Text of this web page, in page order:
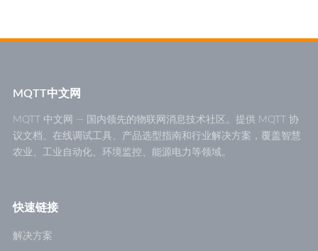
MQTT中文网
MQTT 中文网 — 国内领先的物联网消息技术社区。提供 MQTT 协
议文档、在线调试工具、产品选型指南和行业解决方案，覆盖智慧
农业、工业自动化、环境监控、能源电力等领域。
快速链接
解决方案